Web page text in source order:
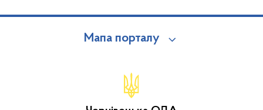
Мапа порталу